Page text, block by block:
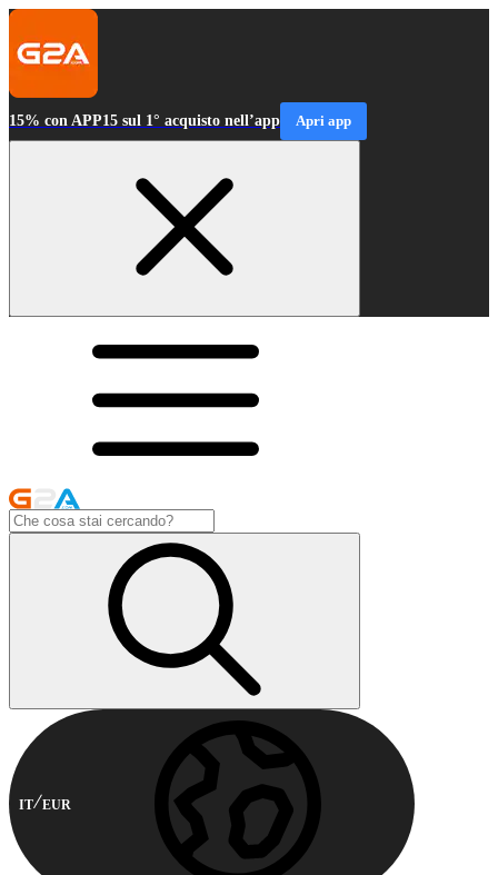
15% con APP15 sul 1° acquisto nell’app Apri app
IT EUR